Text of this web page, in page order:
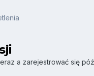
a zarejestrować się